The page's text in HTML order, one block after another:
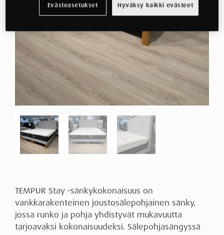
TEMPUR Stay -sänkykokonaisuus on
vankkarakenteinen joustosälepohjainen sänky,
jossa runko ja pohja yhdistyvät mukavuutta
tarjoavaksi kokonaisuudeksi. Sälepohjasängyssä
Evästeasetukset Hyväksy kaikki evästeet